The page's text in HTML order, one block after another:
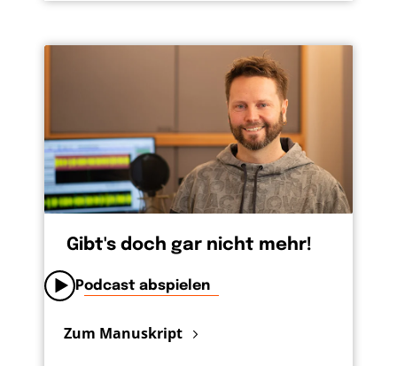
Gibt's doch gar nicht mehr!
Podcast abspielen
Zum Manuskript